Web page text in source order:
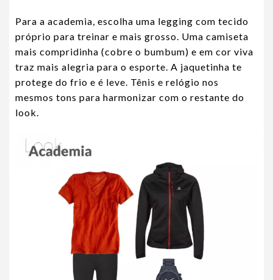
Para a academia, escolha uma legging com tecido
próprio para treinar e mais grosso. Uma camiseta
mais compridinha (cobre o bumbum) e em cor viva
traz mais alegria para o esporte. A jaquetinha te
protege do frio e é leve. Tênis e relógio nos
mesmos tons para harmonizar com o restante do
look.